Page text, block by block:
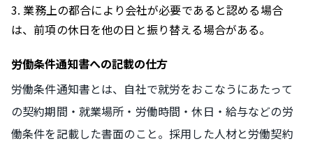
業務上の都合により会社が必要であると認める場合
は、前項の休日を他の日と振り替える場合がある。
労働条件通知書への記載の仕方
労働条件通知書とは、自社で就労をおこなうにあたって
の契約期間・就業場所・労働時間・休日・給与などの労
働条件を記載した書面のこと。採用した人材と労働契約